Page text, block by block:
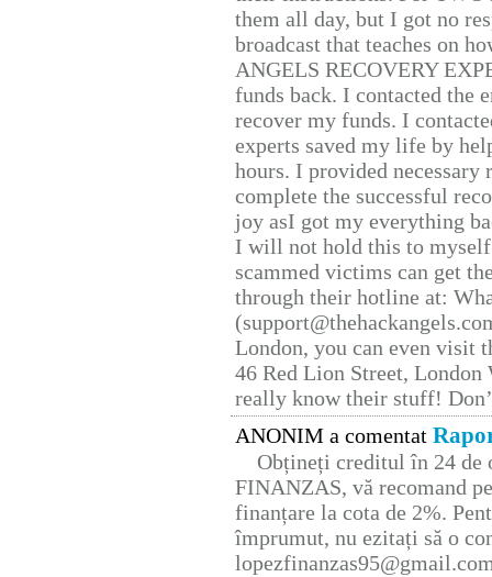
them all day, but I got no
broadcast that teaches on
ANGELS RECOVERY
funds back. I contacted the
recover my funds. I
experts saved my life by
hours. I provided
complete the successful
joy asI got my everything
I will not hold this to
scammed victims can get
through their hotline at:
London, you can even visit
46 Red Lion Street, London
really know their stuff!
ANONIM a comentat
Obțineți creditul în 24 de
FINANZAS, vă recomand
finanțare la cota de 2%.
împrumut, nu ezitați să o